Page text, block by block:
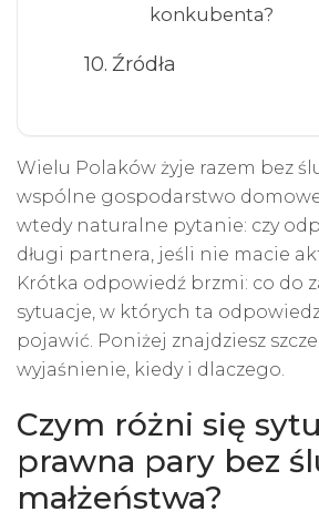
konkubenta?
Źródła
Wielu Polaków żyje razem bez
wspólne gospodarstwo
wtedy naturalne pytanie: czy
długi partnera, jeśli nie macie
Krótka odpowiedź brzmi: co do
sytuacje, w których ta
pojawić. Poniżej znajdziesz
wyjaśnienie, kiedy i dlaczego.
Czym różni się
prawna pary bez
małżeństwa?